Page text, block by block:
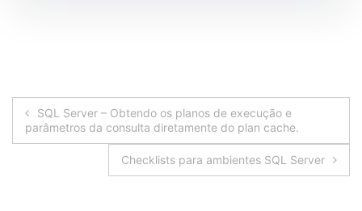
Navegação
de
SQL Server – Obtendo os planos de execução e
parâmetros da consulta diretamente do plan cache.
Checklists para ambientes SQL Server